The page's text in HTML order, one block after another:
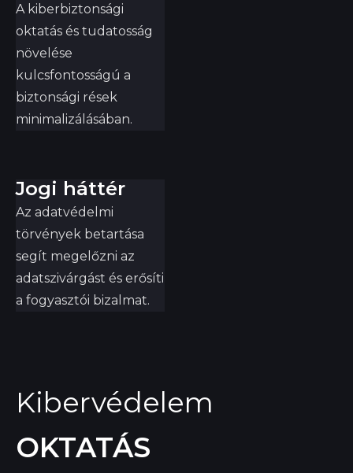
A kiberbiztonsági
oktatás és tudatosság
növelése
kulcsfontosságú a
biztonsági rések
minimalizálásában.
Jogi háttér
Az adatvédelmi
törvények betartása
segít megelőzni az
adatszivárgást és erősíti
a fogyasztói bizalmat.
Kibervédelem
OKTATÁS